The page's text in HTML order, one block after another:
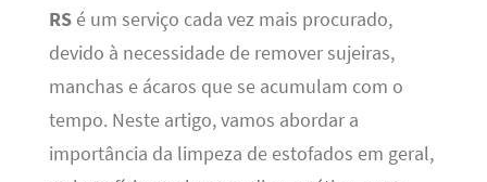
RSé um serviço cada vez mais procurado,
devido à necessidade de remover sujeiras,
manchas e ácaros que se acumulam com o
tempo. Neste artigo, vamos abordar a
importância da limpeza de estofados em geral,